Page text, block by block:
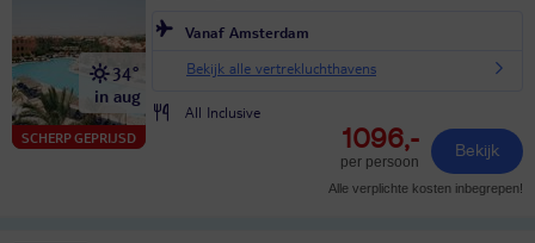
SCHERP GEPRIJSD
34°
in aug
Vanaf Amsterdam
Bekijk alle vertrekluchthavens
All Inclusive
1096,-
per persoon
Bekijk
Alle verplichte kosten inbegrepen!